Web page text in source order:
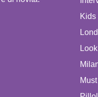
Kids